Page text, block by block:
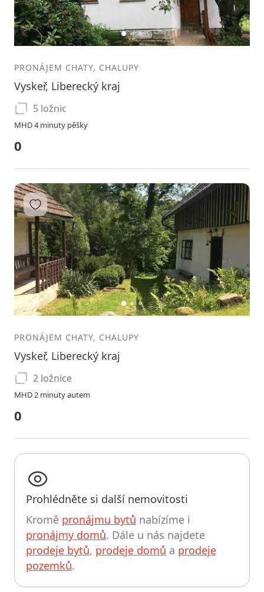
12 3
PRONÁJEM CHATY, CHALUPY
Vyskeř, Liberecký kraj
5 ložnic
MHD 4 minuty pěšky
0
12 3
Přidat do oblíbených
PRONÁJEM CHATY, CHALUPY
Vyskeř, Liberecký kraj
2 ložnice
MHD 2 minuty autem
0
Prohlédněte si další nemovitosti
Kromě pronájmu bytů nabízíme i
pronájmy domů. Dále u nás najdete
prodeje bytů, prodeje domů a prodeje
pozemků.